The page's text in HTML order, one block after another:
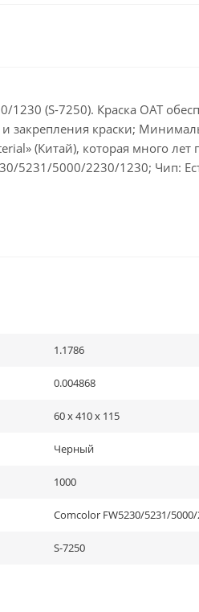
(S-7250). Краска ОАТ
краски;
(Китай), которая много
5231/5000/2230/1230; Чип:
1.1786
0.004868
60 x 410 x 115
Черный
1000
Comcolor FW5230/5231/
S-7250